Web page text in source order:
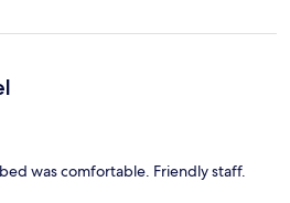
was comfortable. Friendly staff.